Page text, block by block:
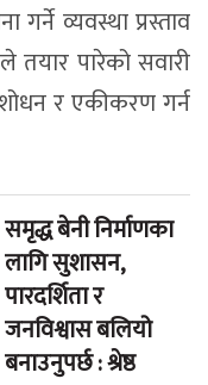
व्यवस्था प्रस्ताव
तयार पारेको सवारी
र एकीकरण गर्न
समृद्ध बेनी निर्माणका
लागि सुशासन,
पारदर्शिता र
जनविश्वास बलियो
बनाउनुपर्छ : श्रेष्ठ